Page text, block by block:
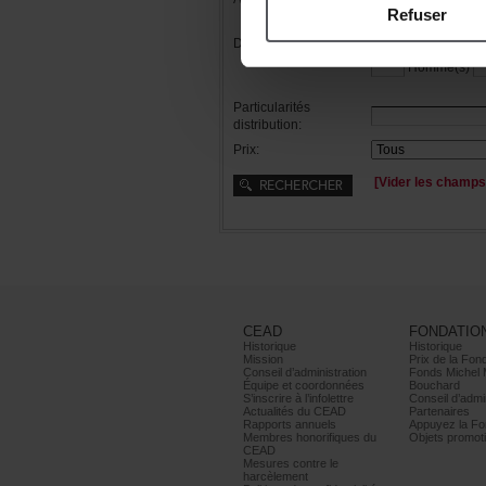
Refuser
Distribution: Femme(s)
Homme(s)
Particularités
distribution:
Prix:
CEAD
Historique
Mission
Conseild’administration
Équipeetcoordonnées
S’inscrireàl’infolettre
ActualitésduCEAD
Rapportsannuels
Membreshonorifiquesdu
CEAD
Mesurescontrele
harcèlement
Historique
Bouchard
Partenaires